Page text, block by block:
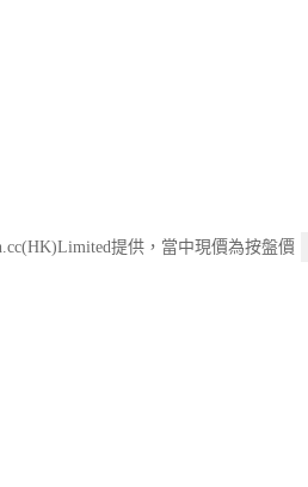
提供，當中現價為按盤價